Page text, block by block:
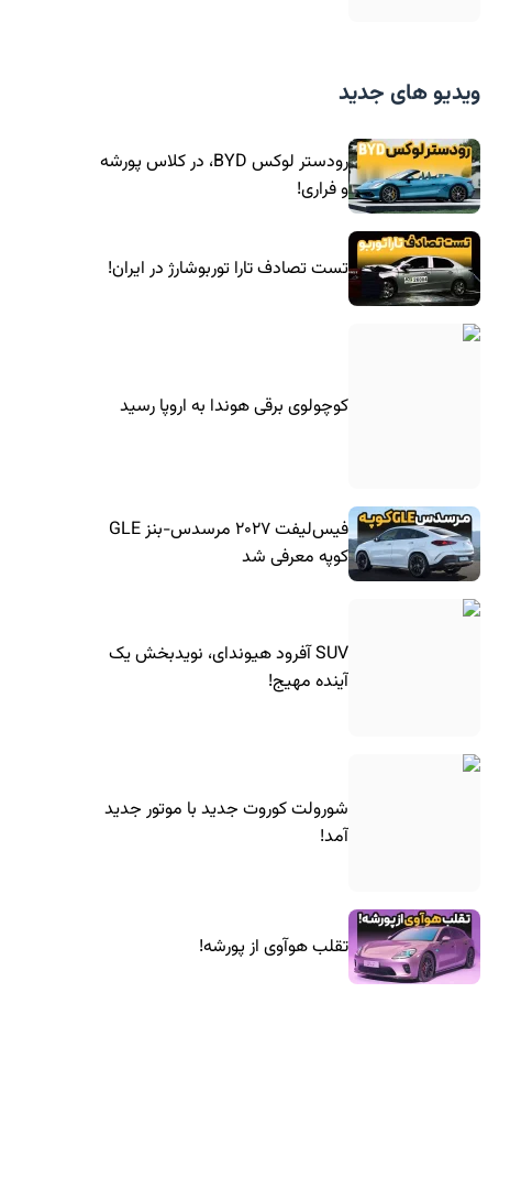
ویدیو های جدید
رودستر لوکس BYD، در کلاس پورشه
و فراری!
تست تصادف تارا توربوشارژ در ایران!
کوچولوی برقی هوندا به اروپا رسید
فیس‌لیفت ۲۰۲۷ مرسدس-بنز GLE
کوپه معرفی شد
SUV آفرود هیوندای، نویدبخش یک
آینده مهیج!
شورولت کوروت جدید با موتور جدید
آمد!
تقلب هوآوی از پورشه!